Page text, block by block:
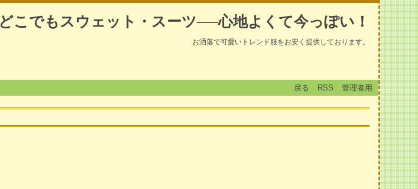
どこでもスウェット・スーツ──心地よくて今っぽい！
お洒落で可愛いトレンド服をお安く提供しております。
戻る RSS 管理者用